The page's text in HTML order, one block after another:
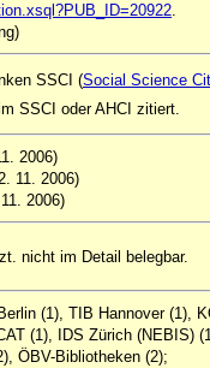
.
SSCI (Social Science
SSCI oder AHCI zitiert.
2006)
11. 2006)
2006)
nicht im Detail belegbar.
(1), TIB Hannover (1),
(1), IDS Zürich (NEBIS)
ÖBV-Bibliotheken (2);